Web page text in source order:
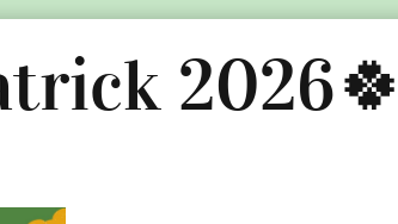
2026🍀